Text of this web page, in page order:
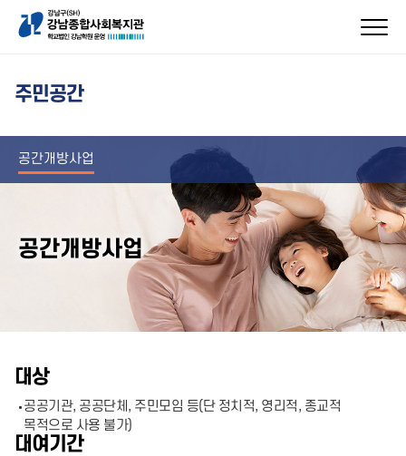
주민공간
공간개방사업
공간개방사업
대상
공공기관, 공공단체, 주민모임 등(단 정치적, 영리적, 종교적
목적으로 사용 불가)
대여기간